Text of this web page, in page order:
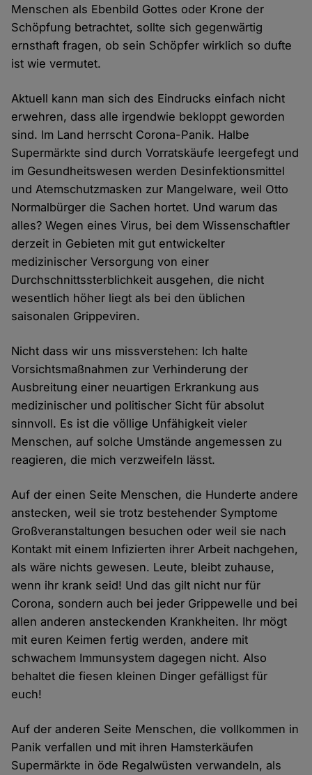
Menschen als Ebenbild Gottes oder Krone der
Schöpfung betrachtet, sollte sich gegenwärtig
ernsthaft fragen, ob sein Schöpfer wirklich so dufte
ist wie vermutet.
Aktuell kann man sich des Eindrucks einfach nicht
erwehren, dass alle irgendwie bekloppt geworden
sind. Im Land herrscht Corona-Panik. Halbe
Supermärkte sind durch Vorratskäufe leergefegt und
im Gesundheitswesen werden Desinfektionsmittel
und Atemschutzmasken zur Mangelware, weil Otto
Normalbürger die Sachen hortet. Und warum das
alles? Wegen eines Virus, bei dem Wissenschaftler
derzeit in Gebieten mit gut entwickelter
medizinischer Versorgung von einer
Durchschnittssterblichkeit ausgehen, die nicht
wesentlich höher liegt als bei den üblichen
saisonalen Grippeviren.
Nicht dass wir uns missverstehen: Ich halte
Vorsichtsmaßnahmen zur Verhinderung der
Ausbreitung einer neuartigen Erkrankung aus
medizinischer und politischer Sicht für absolut
sinnvoll. Es ist die völlige Unfähigkeit vieler
Menschen, auf solche Umstände angemessen zu
reagieren, die mich verzweifeln lässt.
Auf der einen Seite Menschen, die Hunderte andere
anstecken, weil sie trotz bestehender Symptome
Großveranstaltungen besuchen oder weil sie nach
Kontakt mit einem Infizierten ihrer Arbeit nachgehen,
als wäre nichts gewesen. Leute, bleibt zuhause,
wenn ihr krank seid! Und das gilt nicht nur für
Corona, sondern auch bei jeder Grippewelle und bei
allen anderen ansteckenden Krankheiten. Ihr mögt
mit euren Keimen fertig werden, andere mit
schwachem Immunsystem dagegen nicht. Also
behaltet die fiesen kleinen Dinger gefälligst für
euch!
Auf der anderen Seite Menschen, die vollkommen in
Panik verfallen und mit ihren Hamsterkäufen
Supermärkte in öde Regalwüsten verwandeln, als